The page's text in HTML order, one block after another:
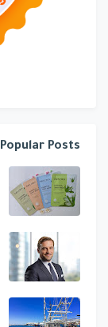
Popular Posts